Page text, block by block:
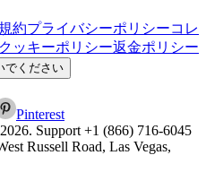
約プライバシーポリシーコレ
クッキーポリシー返金ポリシー
でください
Pinterest
2026. Support +1 (866) 716-6045
Russell Road, Las Vegas,